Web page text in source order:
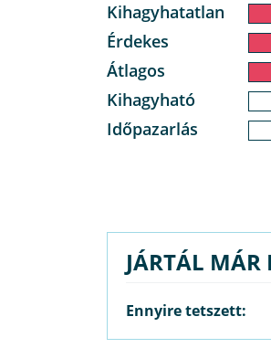
Kihagyhatatlan
Érdekes
Átlagos
Kihagyható
Időpazarlás
JÁRTÁL MÁR
Ennyire tetszett: